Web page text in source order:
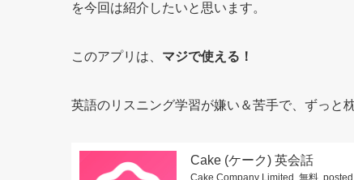
を今回は紹介したいと思います。
このアプリは、 マジで使える！
英語のリスニング学習が嫌い＆苦手で、ずっと
Cake (ケーク) 英会話
Cake Company Limited 無料